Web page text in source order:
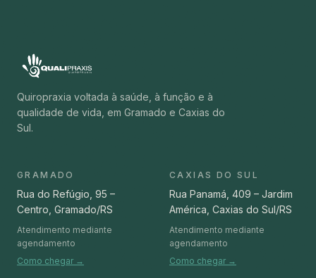
Quiropraxia voltada à saúde, à função e à
qualidade de vida, em Gramado e Caxias do
Sul.
GRAMADO
Rua do Refúgio, 95 –
Centro, Gramado/RS
Atendimento mediante
agendamento
Como chegar →
CAXIAS DO SUL
Rua Panamá, 409 – Jardim
América, Caxias do Sul/RS
Atendimento mediante
agendamento
Como chegar →